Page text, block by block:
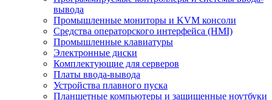
вывода
Промышленные мониторы и KVM консоли
Средства операторского интерфейса (HMI)
Промышленные клавиатуры
Электронные диски
Комплектующие для серверов
Платы ввода-вывода
Устройства плавного пуска
Планшетные компьютеры и защищенные ноутбуки